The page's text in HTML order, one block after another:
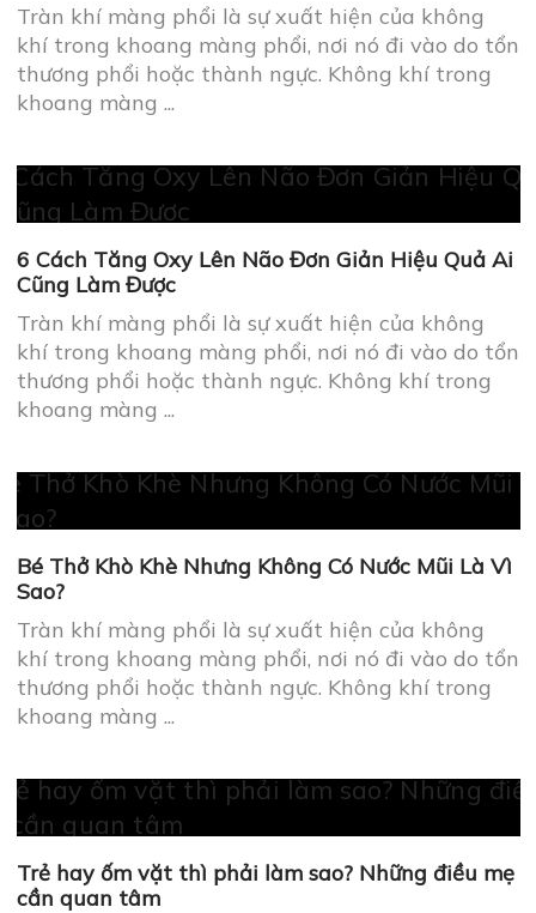
Tràn khí màng phổi là sự xuất hiện của không
khí trong khoang màng phổi, nơi nó đi vào do tổn
thương phổi hoặc thành ngực. Không khí trong
khoang màng ...
6 Cách Tăng Oxy Lên Não Đơn Giản Hiệu Quả Ai
Cũng Làm Được
Tràn khí màng phổi là sự xuất hiện của không
khí trong khoang màng phổi, nơi nó đi vào do tổn
thương phổi hoặc thành ngực. Không khí trong
khoang màng ...
Bé Thở Khò Khè Nhưng Không Có Nước Mũi Là Vì
Sao?
Tràn khí màng phổi là sự xuất hiện của không
khí trong khoang màng phổi, nơi nó đi vào do tổn
thương phổi hoặc thành ngực. Không khí trong
khoang màng ...
Trẻ hay ốm vặt thì phải làm sao? Những điều mẹ
cần quan tâm